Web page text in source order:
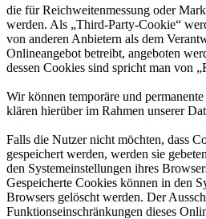
die für Reichweitenmessung oder
werden. Als „Third-Party-Cookie“
von anderen Anbietern als dem
Onlineangebot betreibt, angeboten
dessen Cookies sind spricht man von
Wir können temporäre und
klären hierüber im Rahmen unserer
Falls die Nutzer nicht möchten, dass
gespeichert werden, werden sie
den Systemeinstellungen ihres
Gespeicherte Cookies können in den
Browsers gelöscht werden. Der
Funktionseinschränkungen dieses